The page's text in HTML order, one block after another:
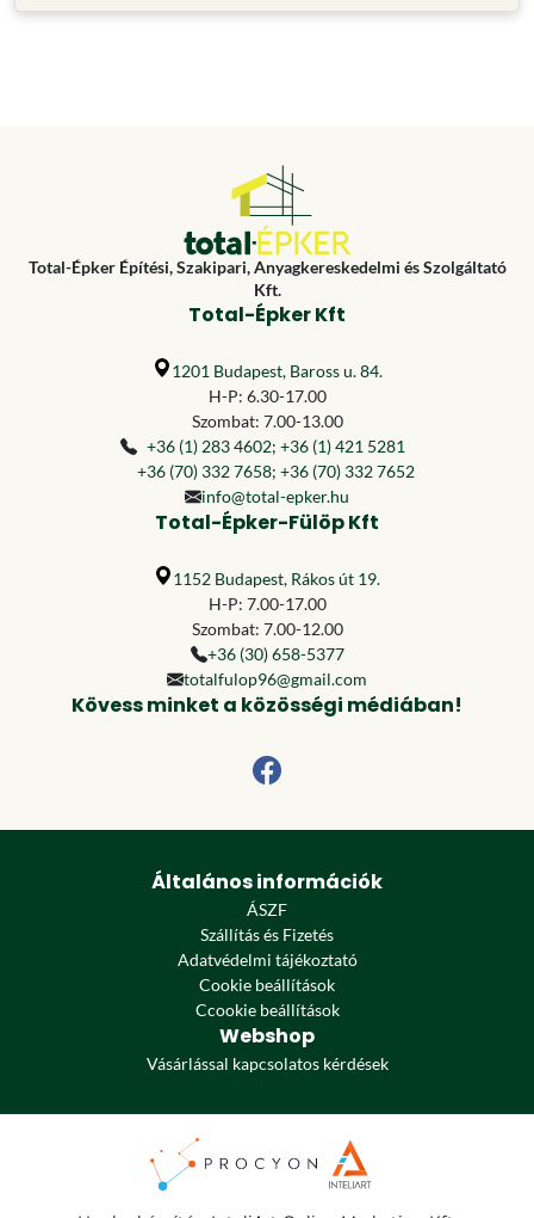
Total-Épker Építési, Szakipari, Anyagkereskedelmi és Szolgáltató
Kft.
Total-Épker Kft
1201 Budapest, Baross u. 84.
H-P: 6.30-17.00
Szombat: 7.00-13.00
+36 (1) 283 4602; +36 (1) 421 5281
+36 (70) 332 7658; +36 (70) 332 7652
info@total-epker.hu
Total-Épker-Fülöp Kft
1152 Budapest, Rákos út 19.
H-P: 7.00-17.00
Szombat: 7.00-12.00
+36 (30) 658-5377
totalfulop96@gmail.com
Kövess minket a közösségi médiában!
Általános információk
ÁSZF
Szállítás és Fizetés
Adatvédelmi tájékoztató
Cookie beállítások
Ccookie beállítások
Webshop
Vásárlással kapcsolatos kérdések